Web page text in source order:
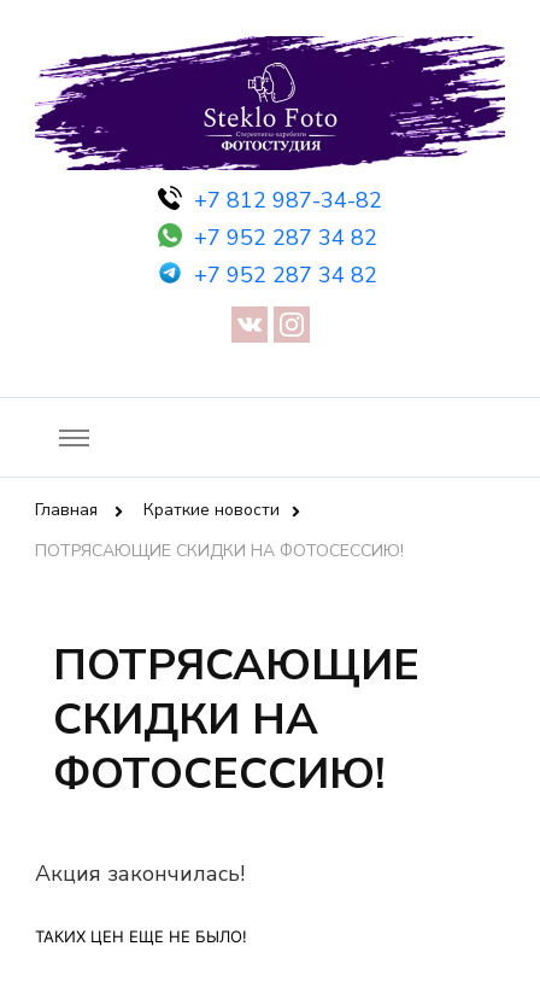
+7 812 987-34-82
+7 952 287 34 82
+7 952 287 34 82
Фотостудия SF
Фотосессия в студии СПб — Фотосессия в Санкт-Петербурге
— Предметная съемка — Невидимый манекен — Прозрачный
манекен — Сертификат на фотосессию
Главная
Краткие новости
ПОТРЯСАЮЩИЕ СКИДКИ НА ФОТОСЕССИЮ!
ПОТРЯСАЮЩИЕ
СКИДКИ НА
ФОТОСЕССИЮ!
Акция закончилась!
ТАКИХ ЦЕН ЕЩЕ НЕ БЫЛО!